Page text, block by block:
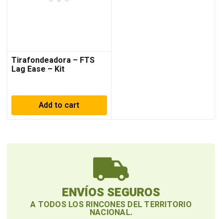
Tirafondeadora – FTS
Lag Ease – Kit
Add to cart
ENVÍOS SEGUROS
A TODOS LOS RINCONES DEL TERRITORIO
NACIONAL.